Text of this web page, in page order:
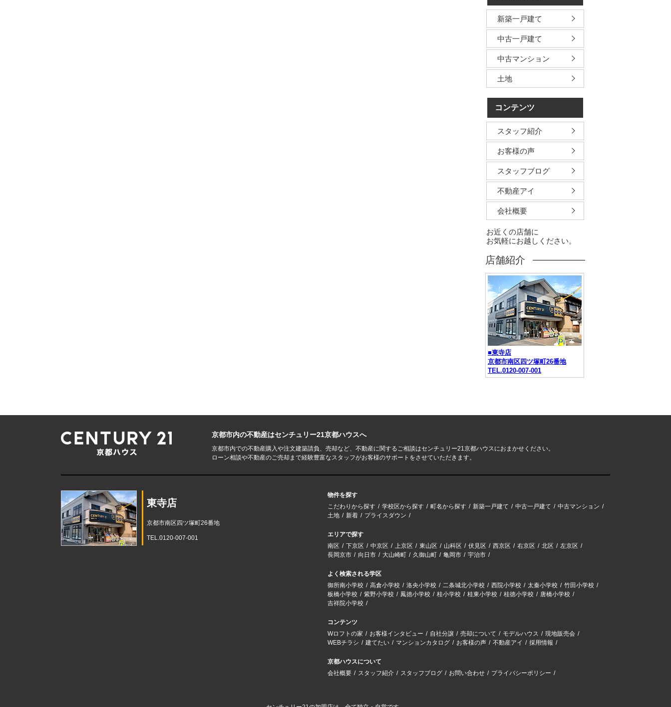
新築一戸建て
中古一戸建て
中古マンション
土地
コンテンツ
スタッフ紹介
お客様の声
スタッフブログ
不動産アイ
会社概要
お近くの店舗に
お気軽にお越しください。
店舗紹介
■東寺店
京都市南区四ツ塚町26番地
TEL.0120-007-001
京都市内の不動産はセンチュリー21京都ハウスへ
京都市内での不動産購入や注文建築請負、売却など、不動産に関するご相談はセンチュリー21京都ハウスにおまかせください。
ローン相談や不動産のご売却まで経験豊富なスタッフがお客様のサポートをさせていただきます。
東寺店
京都市南区四ツ塚町26番地
TEL.0120-007-001
物件を探す
こだわりから探す
学校区から探す 町名から探す 新築一戸建て 中古一戸建て
中古マンション
土地
新着 プライスダウン
エリアで探す
南区
下京区 中京区 上京区 東山区 山科区 伏見区 西京区 右京区 北区
左京区
長岡京市
向日市 大山崎町 久御山町 亀岡市 宇治市
よく検索される学区
御所南小学校
高倉小学校 洛央小学校 二条城北小学校 西院小学校 太秦小学校
竹田小学校
板橋小学校
紫野小学校 鳳徳小学校 桂小学校 桂東小学校 桂徳小学校
唐橋小学校
吉祥院小学校
コンテンツ
Wロフトの家
お客様インタビュー 自社分譲 売却について モデルハウス
現地販売会
WEBチラシ
建てたい マンションカタログ お客様の声 不動産アイ 採用情報
京都ハウスについて
会社概要
スタッフ紹介 スタッフブログ お問い合わせ プライバシーポリシー